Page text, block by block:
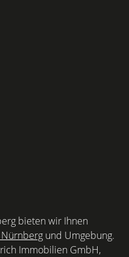
bieten wir Ihnen
und Umgebung.
Immobilien GmbH,